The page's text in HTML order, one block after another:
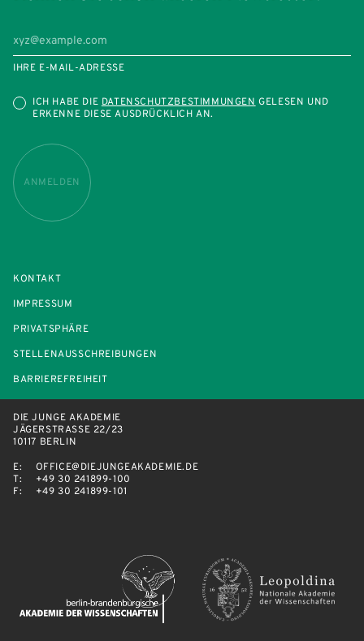
IHRE E-MAIL-ADRESSE
ICH HABE DIEDATENSCHUTZBESTIMMUNGENGELESEN UND
ERKENNE DIESE AUSDRÜCKLICH AN.
ANMELDEN
KONTAKT
IMPRESSUM
PRIVATSPHÄRE
STELLENAUSSCHREIBUNGEN
BARRIEREFREIHEIT
DIE JUNGE AKADEMIE
JÄGERSTRASSE 22/23
10117 BERLIN
E:
OFFICE@DIEJUNGEAKADEMIE.DE
T:
+49 30 241899-100
F:
+49 30 241899-101